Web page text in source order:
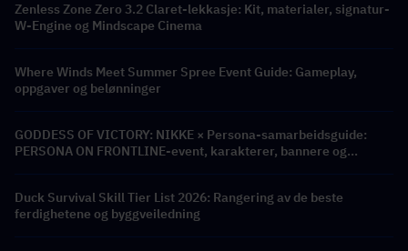
Zenless Zone Zero 3.2 Claret-lekkasje: Kit, materialer, signatur-
W-Engine og Mindscape Cinema
Where Winds Meet Summer Spree Event Guide: Gameplay,
oppgaver og belønninger
GODDESS OF VICTORY: NIKKE × Persona-samarbeidsguide:
PERSONA ON FRONTLINE-event, karakterer, bannere og
Duck Survival Skill Tier List 2026: Rangering av de beste
ferdighetene og byggveiledning